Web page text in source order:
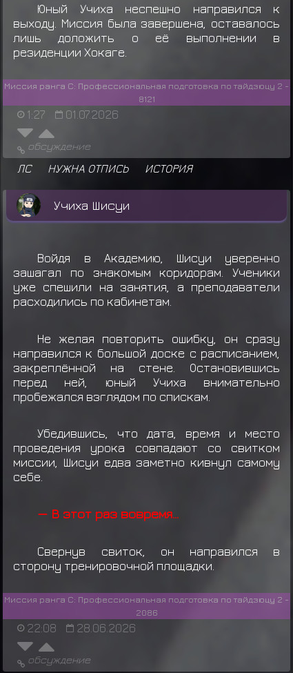
Юный Учиха неспешно направился к
выходу. Миссия была завершена, оставалось
лишь доложить о её выполнении в
резиденции Хокаге.
Миссия ранга C: Профессиональная подготовка по тайдзюцу 2 -
8121
1:27 01.07.2026
обсуждение
ЛС НУЖНА ОТПИСЬ ИСТОРИЯ
Учиха Шисуи
Войдя в Академию, Шисуи уверенно
зашагал по знакомым коридорам. Ученики
уже спешили на занятия, а преподаватели
расходились по кабинетам.
Не желая повторить ошибку, он сразу
направился к большой доске с расписанием,
закреплённой на стене. Остановившись
перед ней, юный Учиха внимательно
пробежался взглядом по спискам.
Убедившись, что дата, время и место
проведения урока совпадают со свитком
миссии, Шисуи едва заметно кивнул самому
себе.
— В этот раз вовремя...
Свернув свиток, он направился в
сторону тренировочной площадки.
Миссия ранга C: Профессиональная подготовка по тайдзюцу 2 -
2086
22:08 28.06.2026
обсуждение